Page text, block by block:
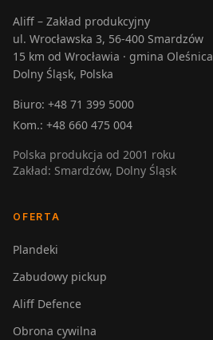
Aliff – Zakład produkcyjny
ul. Wrocławska 3, 56-400 Smardzów
15 km od Wrocławia · gmina Oleśnica
Dolny Śląsk, Polska
Biuro: +48 71 399 5000
Kom.: +48 660 475 004
Polska produkcja od 2001 roku
Zakład: Smardzów, Dolny Śląsk
OFERTA
Plandeki
Zabudowy pickup
Aliff Defence
Obrona cywilna